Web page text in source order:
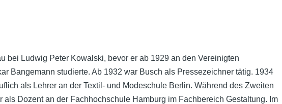
bei Ludwig Peter Kowalski, bevor er ab 1929 an den Vereinigten
Bangemann studierte. Ab 1932 war Busch als Pressezeichner tätig. 1934
als Lehrer an der Textil- und Modeschule Berlin. Während des Zweiten
Dozent an der Fachhochschule Hamburg im Fachbereich Gestaltung. Im